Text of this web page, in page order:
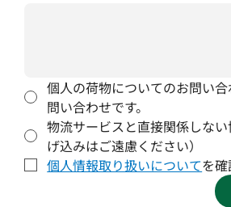
個人の荷物についてのお問い
問い合わせです。
物流サービスと直接関係しな
げ込みはご遠慮ください）
個人情報取り扱いについてを